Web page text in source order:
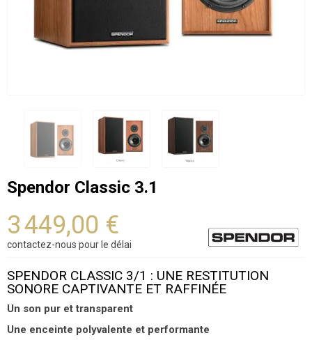
Spendor Classic 3.1
3 449,00 €
contactez-nous pour le délai
SPENDOR CLASSIC 3/1 : UNE RESTITUTION
SONORE CAPTIVANTE ET RAFFINÉE
Un son pur et transparent
Une enceinte polyvalente et performante